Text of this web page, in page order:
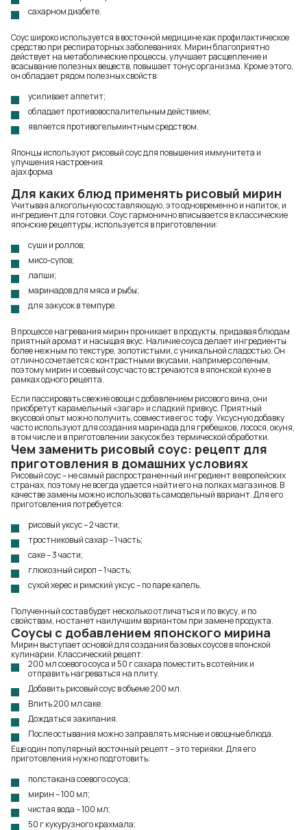
сахарном диабете.
Соус широко используется в восточной медицине как профилактическое
средство при респираторных заболеваниях. Мирин благоприятно
действует на метаболические процессы, улучшает расщепление и
всасывание полезных веществ, повышает тонус организма. Кроме этого,
он обладает рядом полезных свойств:
усиливает аппетит;
обладает противовоспалительным действием;
является противогельминтным средством.
Японцы используют рисовый соус для повышения иммунитета и
улучшения настроения.
ajax форма
Для каких блюд применять рисовый мирин
Учитывая алкогольную составляющую, это одновременно и напиток, и
ингредиент для готовки. Соус гармонично вписывается в классические
японские рецептуры, используется в приготовлении:
суши и роллов;
мисо-супов;
лапши;
маринадов для мяса и рыбы;
для закусок в темпуре.
В процессе нагревания мирин проникает в продукты, придавая блюдам
приятный аромат и насыщая вкус. Наличие соуса делает ингредиенты
более нежным по текстуре, золотистыми, с уникальной сладостью. Он
отлично сочетается с контрастными вкусами, например соленым,
поэтому мирин и соевый соус часто встречаются в японской кухне в
рамках одного рецепта.
Если пассировать свежие овощи с добавлением рисового вина, они
приобретут карамельный «загар» и сладкий привкус. Приятный
вкусовой опыт можно получить, совместив его с тофу. Уксусную добавку
часто используют для создания маринада для гребешков, лосося, окуня,
в том числе и в приготовлении закусок без термической обработки.
Чем заменить рисовый соус: рецепт для
приготовления в домашних условиях
Рисовый соус – не самый распространенный ингредиент в европейских
странах, поэтому не всегда удается найти его на полках магазинов. В
качестве замены можно использовать самодельный вариант. Для его
приготовления потребуется:
рисовый уксус – 2 части;
тростниковый сахар – 1 часть;
саке – 3 части;
глюкозный сироп – 1 часть;
сухой херес и римский уксус – по паре капель.
Полученный состав будет несколько отличаться и по вкусу, и по
свойствам, но станет наилучшим вариантом при замене продукта.
Соусы с добавлением японского мирина
Мирин выступает основой для создания базовых соусов в японской
кулинарии. Классический рецепт:
200 мл соевого соуса и 50 г сахара поместить в сотейник и
отправить нагреваться на плиту.
Добавить рисовый соус в объеме 200 мл.
Влить 200 мл саке.
Дождаться закипания.
После остывания можно заправлять мясные и овощные блюда.
Еще один популярный восточный рецепт – это терияки. Для его
приготовления нужно подготовить:
полстакана соевого соуса;
мирин – 100 мл;
чистая вода – 100 мл;
50 г кукурузного крахмала;